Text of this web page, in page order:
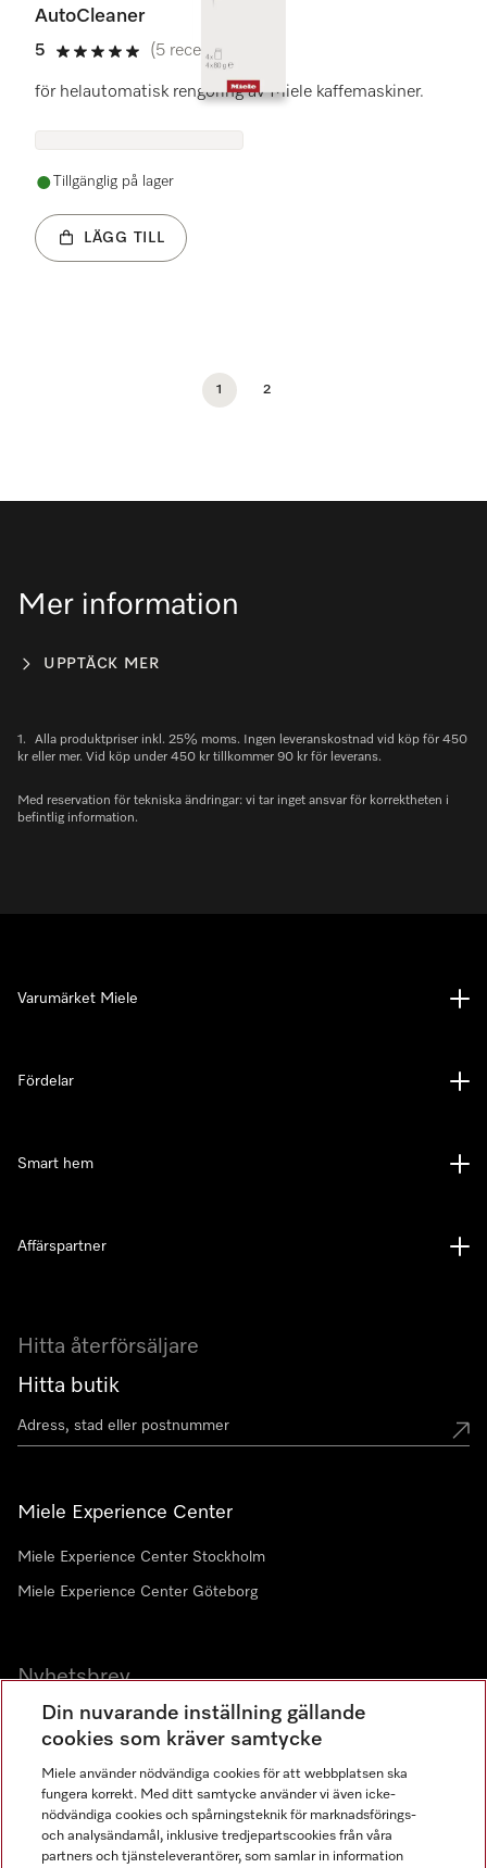
AutoCleaner
5
5 stars out of 5
(5 recensioner)
för helautomatisk rengöring av Miele kaffemaskiner.
Tillgänglig på lager
LÄGG TILL
1 2
Mer information
UPPTÄCK MER
1.
Alla produktpriser inkl. 25% moms. Ingen leveranskostnad vid köp för 450
kr eller mer. Vid köp under 450 kr tillkommer 90 kr för leverans.
Med reservation för tekniska ändringar: vi tar inget ansvar för korrektheten i
befintlig information.
Hitta återförsäljare
Hitta butik
Miele Experience Center
Miele Experience Center Stockholm
Miele Experience Center Göteborg
Nyhetsbrev
Gå med i vår gemenskap
Varumärket Miele
Fördelar
Smart hem
Affärspartner
Din nuvarande inställning gällande
cookies som kräver samtycke
Miele använder nödvändiga cookies för att webbplatsen ska
fungera korrekt. Med ditt samtycke använder vi även icke-
nödvändiga cookies och spårningsteknik för marknadsförings-
och analysändamål, inklusive tredjepartscookies från våra
partners och tjänsteleverantörer, som samlar in information